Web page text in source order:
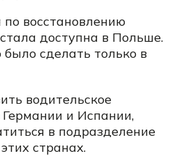
по восстановлению
доступна в Польше.
сделать только в
водительское
Германии и Испании,
в подразделение
странах.